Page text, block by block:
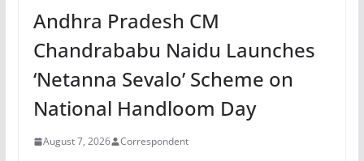
Andhra Pradesh CM
Chandrababu Naidu Launches
‘Netanna Sevalo’ Scheme on
National Handloom Day
August 7, 2026 Correspondent